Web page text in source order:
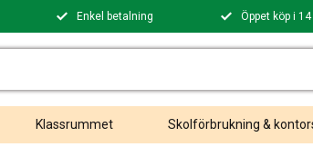
Enkel betalning Öppet köp i
Klassrummet Skolförbrukning &